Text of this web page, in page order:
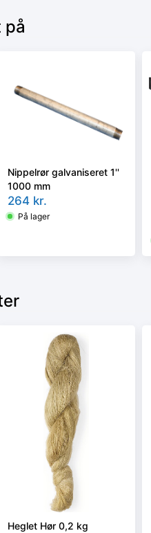
på
Nippelrør galvaniseret 1''
1000 mm
264 kr.
På lager
Heglet Hør 0,2 kg